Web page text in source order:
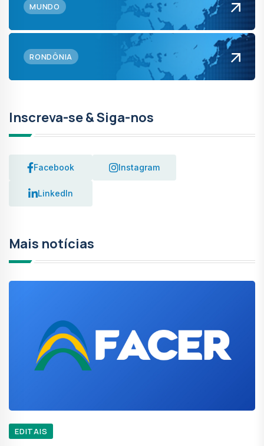
MUNDO
RONDÔNIA
Inscreva-se & Siga-nos
Facebook Instagram
LinkedIn
Mais notícias
EDITAIS